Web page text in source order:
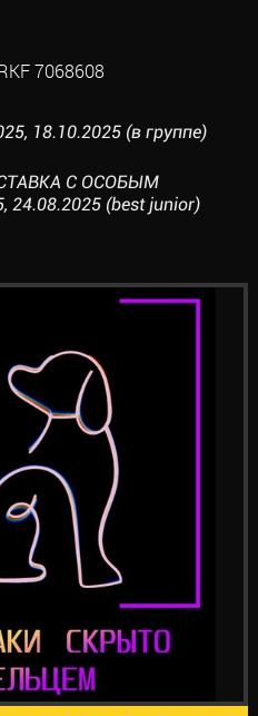
7068608
18.10.2025 (в группе)
С ОСОБЫМ
(best junior)